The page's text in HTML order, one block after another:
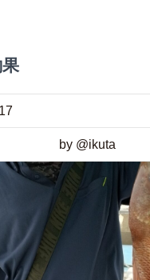
by @ikuta